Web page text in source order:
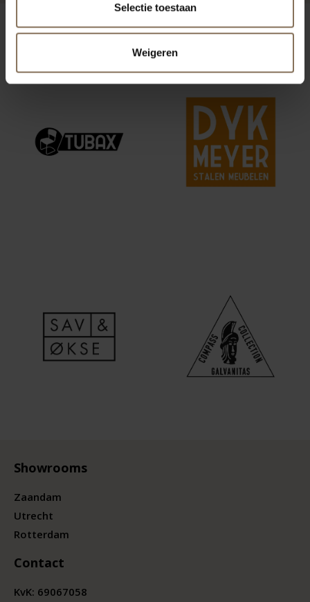
Selectie toestaan
Weigeren
ONZE MERKEN
Showrooms
Zaandam
Utrecht
Rotterdam
Contact
KvK: 69067058